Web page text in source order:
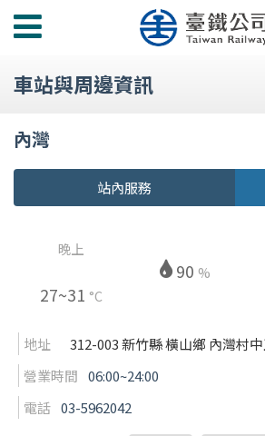
功
選
車站與周邊資訊
內灣
站內服務
晚上
27~31 °C
90 %
地址
312-003 新竹縣 橫山鄉 內灣村
營業時間 06:00~24:00
電話 03-5962042